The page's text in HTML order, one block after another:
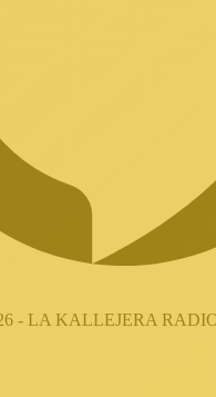
- LA KALLEJERA RADIO